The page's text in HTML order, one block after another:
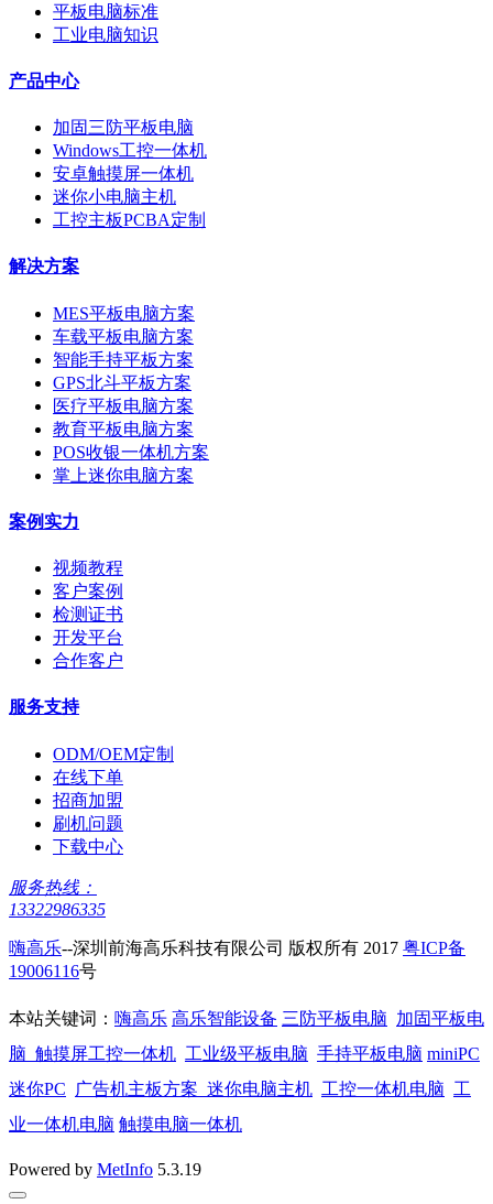
平板电脑标准
工业电脑知识
产品中心
加固三防平板电脑
Windows工控一体机
安卓触摸屏一体机
迷你小电脑主机
工控主板PCBA定制
解决方案
MES平板电脑方案
车载平板电脑方案
智能手持平板方案
GPS北斗平板方案
医疗平板电脑方案
教育平板电脑方案
POS收银一体机方案
掌上迷你电脑方案
案例实力
视频教程
客户案例
检测证书
开发平台
合作客户
服务支持
ODM/OEM定制
在线下单
招商加盟
刷机问题
下载中心
服务热线：
13322986335
嗨高乐--深圳前海高乐科技有限公司 版权所有 2017 粤ICP备
19006116号
本站关键词： 嗨高乐 高乐智能设备 三防平板电脑 加固平板电
脑 触摸屏工控一体机 工业级平板电脑 手持平板电脑 miniPC
迷你PC
广告机主板方案 迷你电脑主机 工控一体机电脑 工
业一体机电脑 触摸电脑一体机
Powered by MetInfo 5.3.19